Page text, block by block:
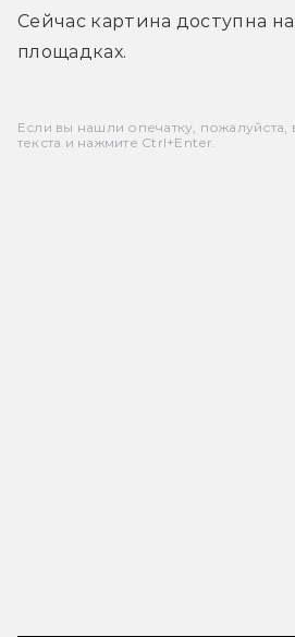
Сейчас картина доступна
площадках.
Если вы нашли опечатку, пожалуйста,
текста и нажмите Ctrl+Enter.